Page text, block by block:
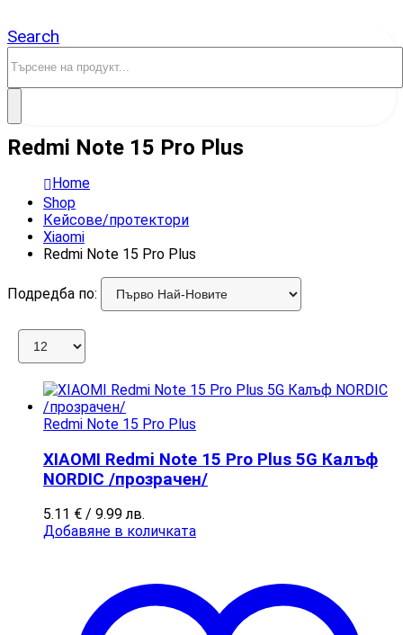
Search
Redmi Note 15 Pro Plus
Home
Shop
Кейсове/протектори
Xiaomi
Redmi Note 15 Pro Plus
Подредба по:
Redmi Note 15 Pro Plus
XIAOMI Redmi Note 15 Pro Plus 5G Калъф
NORDIC /прозрачен/
5.11 € / 9.99 лв.
Добавяне в количката